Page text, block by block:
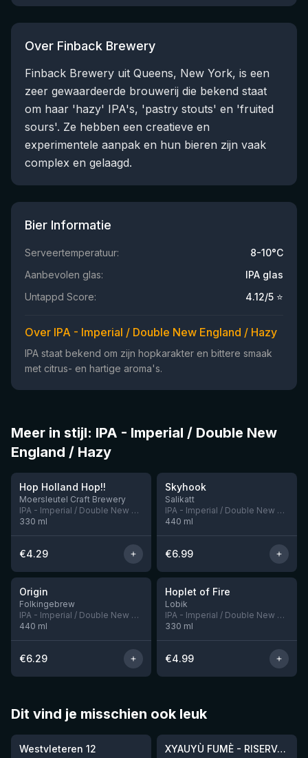
Over Finback Brewery
Finback Brewery uit Queens, New York, is een
zeer gewaardeerde brouwerij die bekend staat
om haar 'hazy' IPA's, 'pastry stouts' en 'fruited
sours'. Ze hebben een creatieve en
experimentele aanpak en hun bieren zijn vaak
complex en gelaagd.
Bier Informatie
Serveertemperatuur:
8-10°C
Aanbevolen glas:
IPA glas
Untappd Score:
4.12/5 ⭐
Over IPA - Imperial / Double New England / Hazy
IPA staat bekend om zijn hopkarakter en bittere smaak
met citrus- en hartige aroma's.
Meer in stijl: IPA - Imperial / Double New
England / Hazy
Hop Holland Hop!!
Moersleutel Craft Brewery
IPA - Imperial / Double New England / Hazy
330 ml
€4.29
Skyhook
Salikatt
IPA - Imperial / Double New England / Hazy
440 ml
€6.99
★ 3.94
Origin
Folkingebrew
IPA - Imperial / Double New England / Hazy
440 ml
€6.29
★ 3.69
Hoplet of Fire
Lobik
IPA - Imperial / Double New England / Hazy
330 ml
€4.99
Dit vind je misschien ook leuk
★4.46
Westvleteren 12
★4.48
XYAUYÙ FUMÈ - RISERVA 2019